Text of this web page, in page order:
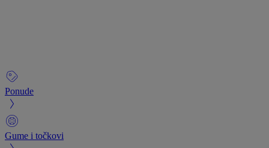
Ponude
Gume i točkovi